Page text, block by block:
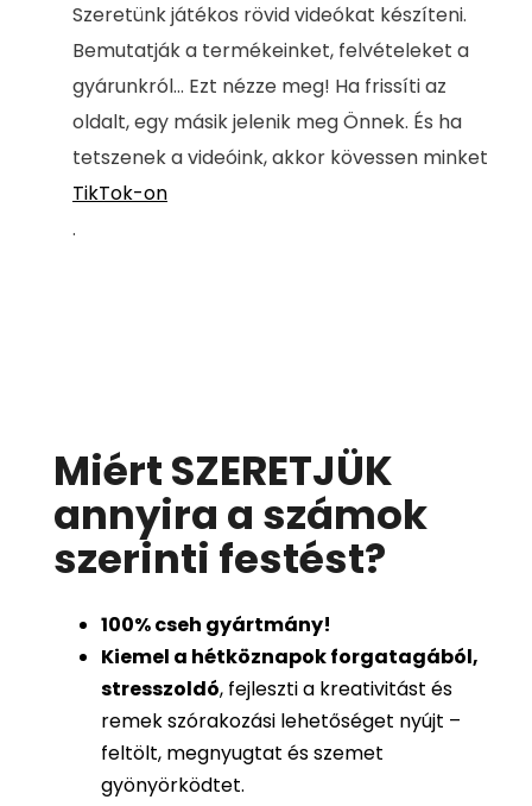
Szeretünk játékos rövid videókat készíteni.
Bemutatják a termékeinket, felvételeket a
gyárunkról... Ezt nézze meg! Ha frissíti az
oldalt, egy másik jelenik meg Önnek. És ha
tetszenek a videóink, akkor kövessen minket
TikTok-on
.
Miért SZERETJÜK
annyira a számok
szerinti festést?
100%cseh gyártmány!
Kiemel a hétköznapok forgatagából,
stresszoldó, fejleszti a kreativitást és
remek szórakozási lehetőséget nyújt –
feltölt, megnyugtat és szemet
gyönyörködtet.